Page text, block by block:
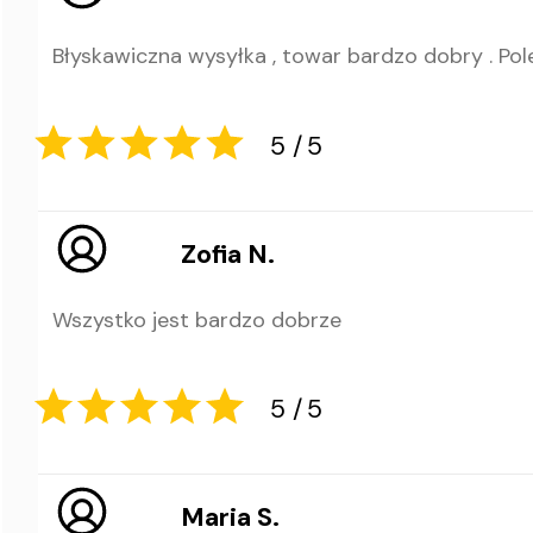
Błyskawiczna wysyłka , towar bardzo dobry .
Zofia N.
Wszystko jest bardzo dobrze
Maria S.